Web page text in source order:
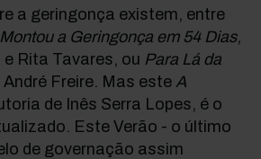
a geringonça existem, entre
a Geringonça em 54 Dias,
Rita Tavares, ou Para Lá da
André Freire. Mas este A
de Inês Serra Lopes, é o
Este Verão - o último
de governação assim